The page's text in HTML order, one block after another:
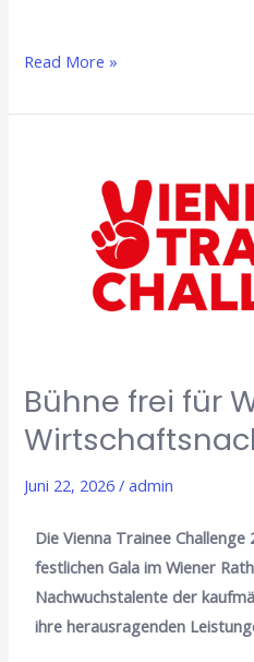
Read More »
Bühne frei für
Juni 22, 2026/admin
Die Vienna Trainee
festlichen Gala im Wiener
Nachwuchstalente der
ihre herausragenden
Wirtschaftsnachwuchs